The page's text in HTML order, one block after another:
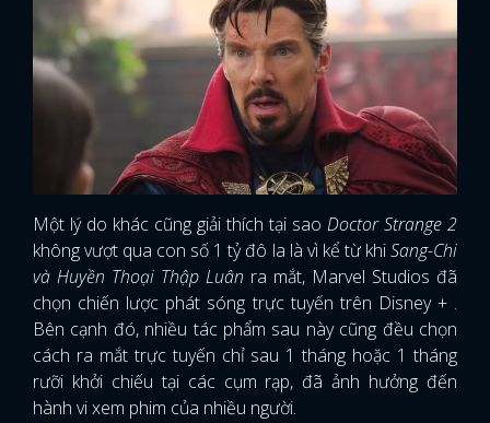
Một lý do khác cũng giải thích tại sao Doctor Strange 2
không vượt qua con số 1 tỷ đô la là vì kể từ khiSang-Chi
và Huyền Thoại Thập Luân ra mắt, Marvel Studios đã
chọn chiến lược phát sóng trực tuyến trên Disney + .
Bên cạnh đó, nhiều tác phẩm sau này cũng đều chọn
cách ra mắt trực tuyến chỉ sau 1 tháng hoặc 1 tháng
rưỡi khởi chiếu tại các cụm rạp, đã ảnh hưởng đến
hành vi xem phim của nhiều người.